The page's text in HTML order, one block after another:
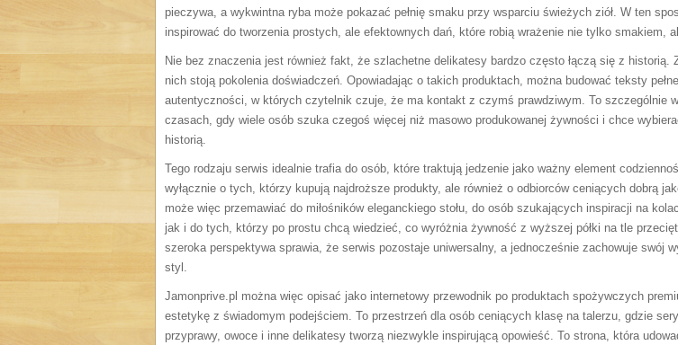
pieczywa, a wykwintna ryba może pokazać pełnię smaku przy wsparciu świeżych ziół. W ten
inspirować do tworzenia prostych, ale efektownych dań, które robią wrażenie nie tylko smakiem,
Nie bez znaczenia jest również fakt, że szlachetne delikatesy bardzo często łączą się z historią.
nich stoją pokolenia doświadczeń. Opowiadając o takich produktach, można budować teksty pełne
autentyczności, w których czytelnik czuje, że ma kontakt z czymś prawdziwym. To szczególnie
czasach, gdy wiele osób szuka czegoś więcej niż masowo produkowanej żywności i chce
historią.
Tego rodzaju serwis idealnie trafia do osób, które traktują jedzenie jako ważny element
wyłącznie o tych, którzy kupują najdroższe produkty, ale również o odbiorców ceniących dobrą
może więc przemawiać do miłośników eleganckiego stołu, do osób szukających inspiracji na
jak i do tych, którzy po prostu chcą wiedzieć, co wyróżnia żywność z wyższej półki na tle
szeroka perspektywa sprawia, że serwis pozostaje uniwersalny, a jednocześnie zachowuje swój
styl.
Jamonprive.pl można więc opisać jako internetowy przewodnik po produktach spożywczych
estetykę z świadomym podejściem. To przestrzeń dla osób ceniących klasę na talerzu, gdzie
przyprawy, owoce i inne delikatesy tworzą niezwykle inspirującą opowieść. To strona, która